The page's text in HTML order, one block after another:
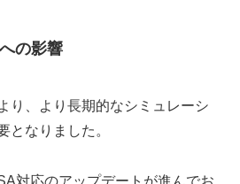
の影響
り、より長期的なシミュレーシ
となりました。
対応のアップデートが進んでお